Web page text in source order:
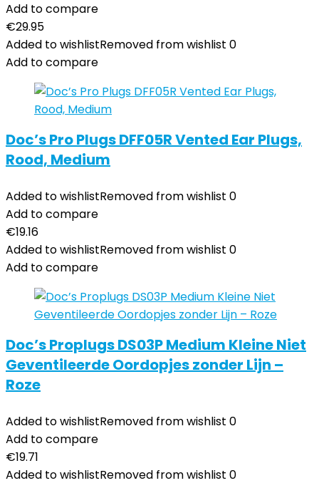
Add to compare
€29.95
Added to wishlistRemoved from wishlist 0
Add to compare
Doc’s Pro Plugs DFF05R Vented Ear Plugs,
Rood, Medium
Added to wishlistRemoved from wishlist 0
Add to compare
€19.16
Added to wishlistRemoved from wishlist 0
Add to compare
Doc’s Proplugs DS03P Medium Kleine Niet
Geventileerde Oordopjes zonder Lijn –
Roze
Added to wishlistRemoved from wishlist 0
Add to compare
€19.71
Added to wishlistRemoved from wishlist 0